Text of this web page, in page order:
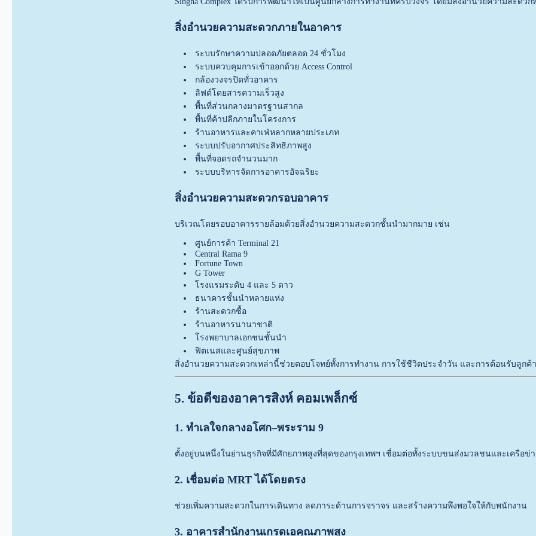
สิ่งอำนวยความสะดวกภายในอาคาร
ระบบรักษาความปลอดภัยตลอด 24 ชั่วโมง
ระบบควบคุมการเข้าออกด้วย Access Control
กล้องวงจรปิดทั่วอาคาร
ลิฟต์โดยสารความเร็วสูง
พื้นที่ส่วนกลางมาตรฐานสากล
พื้นที่ค้าปลีกภายในโครงการ
ร้านอาหารและคาเฟ่หลากหลายประเภท
ระบบปรับอากาศประสิทธิภาพสูง
พื้นที่จอดรถจำนวนมาก
ระบบบริหารจัดการอาคารอัจฉริยะ
สิ่งอำนวยความสะดวกรอบอาคาร
บริเวณโดยรอบอาคารรายล้อมด้วยสิ่งอำนวยความสะดวกชั้นนำมากมาย เช่น
ศูนย์การค้า Terminal 21
Central Rama 9
Fortune Town
G Tower
โรงแรมระดับ 4 และ 5 ดาว
ธนาคารชั้นนำหลายแห่ง
ร้านสะดวกซื้อ
ร้านอาหารนานาชาติ
โรงพยาบาลเอกชนชั้นนำ
ฟิตเนสและศูนย์สุขภาพ
สิ่งอำนวยความสะดวกเหล่านี้ช่วยตอบโจทย์ทั้งการทำงาน การใช้ชีวิตประจำวัน และการต้อนรับลูกค้
5. ข้อดีของอาคารสิงห์ คอมเพล็กซ์
1. ทำเลใจกลางอโศก–พระราม 9
ตั้งอยู่บนหนึ่งในย่านธุรกิจที่มีศักยภาพสูงที่สุดของกรุงเทพฯ เชื่อมต่อทั้งระบบขนส่งมวลชนและเครือข่
2. เชื่อมต่อ MRT ได้โดยตรง
ช่วยเพิ่มความสะดวกในการเดินทาง ลดภาระด้านการจราจร และสร้างความพึงพอใจให้กับพนักงาน
3. อาคารสำนักงานเกรดเอคุณภาพสูง